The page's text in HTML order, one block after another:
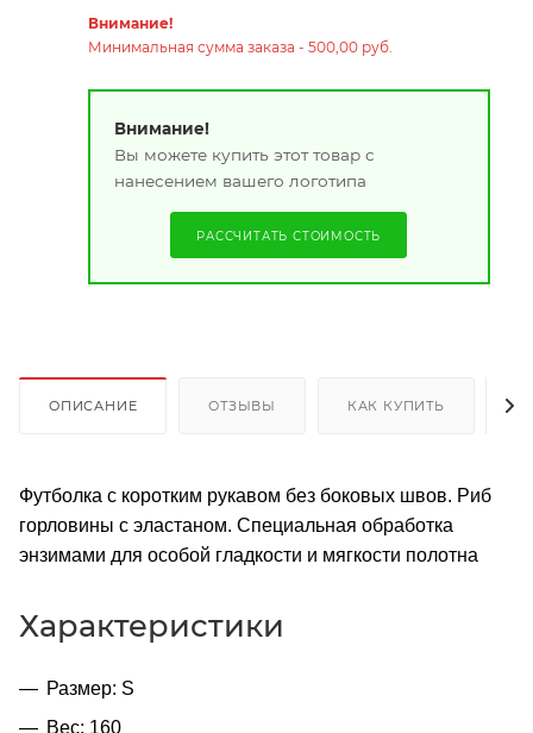
Внимание!
Минимальная сумма заказа - 500,00 руб.
Внимание!
Вы можете купить этот товар с
нанесением вашего логотипа
РАССЧИТАТЬ СТОИМОСТЬ
ОПИСАНИЕ ОТЗЫВЫ КАК КУПИТЬ
Футболка с коротким рукавом без боковых швов. Риб
горловины с эластаном. Специальная обработка
энзимами для особой гладкости и мягкости полотна
Характеристики
Размер: S
Вес: 160